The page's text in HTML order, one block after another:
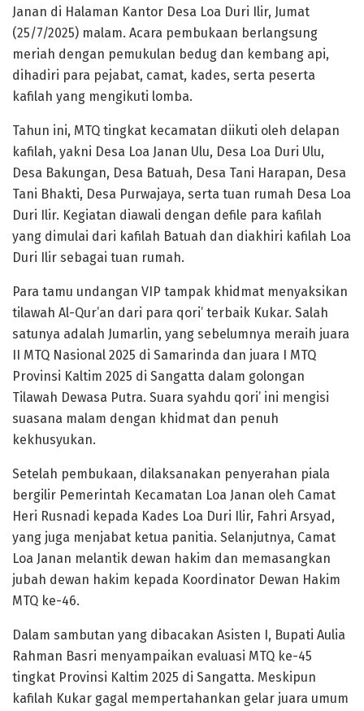
Janan di Halaman Kantor Desa Loa Duri Ilir, Jumat
(25/7/2025) malam. Acara pembukaan berlangsung
meriah dengan pemukulan bedug dan kembang api,
dihadiri para pejabat, camat, kades, serta peserta
kafilah yang mengikuti lomba.
Tahun ini, MTQ tingkat kecamatan diikuti oleh delapan
kafilah, yakni Desa Loa Janan Ulu, Desa Loa Duri Ulu,
Desa Bakungan, Desa Batuah, Desa Tani Harapan, Desa
Tani Bhakti, Desa Purwajaya, serta tuan rumah Desa Loa
Duri Ilir. Kegiatan diawali dengan defile para kafilah
yang dimulai dari kafilah Batuah dan diakhiri kafilah Loa
Duri Ilir sebagai tuan rumah.
Para tamu undangan VIP tampak khidmat menyaksikan
tilawah Al-Qur’an dari para qori’ terbaik Kukar. Salah
satunya adalah Jumarlin, yang sebelumnya meraih juara
II MTQ Nasional 2025 di Samarinda dan juara I MTQ
Provinsi Kaltim 2025 di Sangatta dalam golongan
Tilawah Dewasa Putra. Suara syahdu qori’ ini mengisi
suasana malam dengan khidmat dan penuh
kekhusyukan.
Setelah pembukaan, dilaksanakan penyerahan piala
bergilir Pemerintah Kecamatan Loa Janan oleh Camat
Heri Rusnadi kepada Kades Loa Duri Ilir, Fahri Arsyad,
yang juga menjabat ketua panitia. Selanjutnya, Camat
Loa Janan melantik dewan hakim dan memasangkan
jubah dewan hakim kepada Koordinator Dewan Hakim
MTQ ke-46.
Dalam sambutan yang dibacakan Asisten I, Bupati Aulia
Rahman Basri menyampaikan evaluasi MTQ ke-45
tingkat Provinsi Kaltim 2025 di Sangatta. Meskipun
kafilah Kukar gagal mempertahankan gelar juara umum